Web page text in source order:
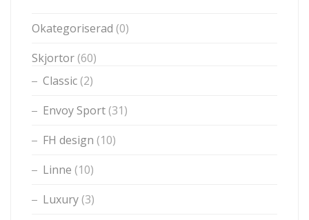
Okategoriserad (0)
Skjortor (60)
Classic (2)
Envoy Sport (31)
FH design (10)
Linne (10)
Luxury (3)